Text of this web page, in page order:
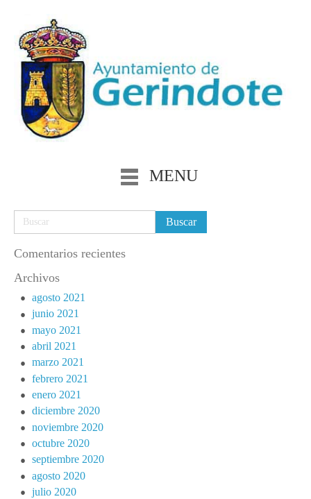
MENU
Comentarios recientes
Archivos
agosto 2021
junio 2021
mayo 2021
abril 2021
marzo 2021
febrero 2021
enero 2021
diciembre 2020
noviembre 2020
octubre 2020
septiembre 2020
agosto 2020
julio 2020